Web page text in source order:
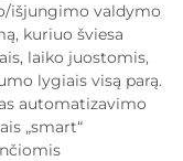
išjungimo valdymo
kuriuo šviesa
laiko juostomis,
lygiais visą parą.
automatizavimo
„smart“